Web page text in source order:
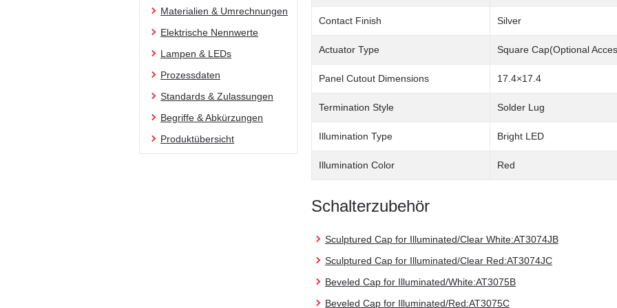
Materialien & Umrechnungen
Elektrische Nennwerte
Lampen & LEDs
Prozessdaten
Standards & Zulassungen
Begriffe & Abkürzungen
Produktübersicht
Contact Finish Silver
Actuator Type Square Cap(Optional
Panel Cutout Dimensions 17.4×17.4
Termination Style Solder Lug
Illumination Type Bright LED
Illumination Color Red
Schalterzubehör
Sculptured Cap for Illuminated/Clear White:AT3074JB
Sculptured Cap for Illuminated/Clear Red:AT3074JC
Beveled Cap for Illuminated/White:AT3075B
Beveled Cap for Illuminated/Red:AT3075C